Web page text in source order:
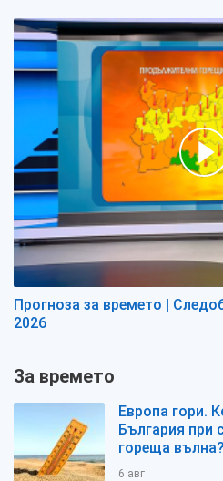
Прогноза за времето |
2026
За времето
Европа гори.
България при
гореща вълна?
6 авг